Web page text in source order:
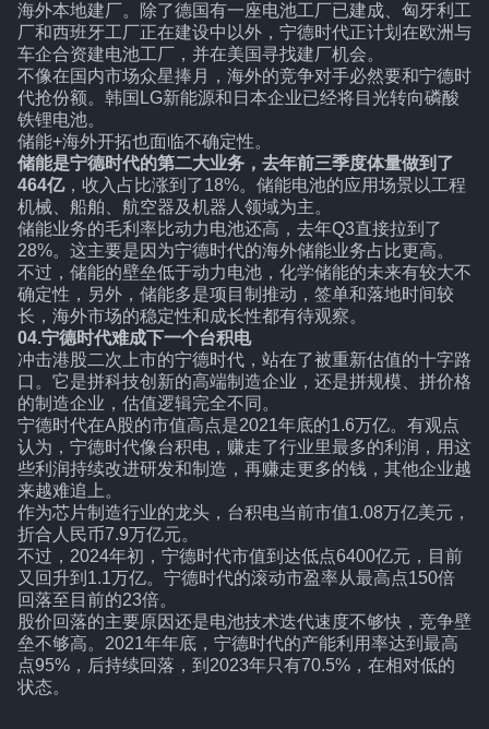
海外本地建厂。除了德国有一座电池工厂已建成、匈牙利工
厂和西班牙工厂正在建设中以外，宁德时代正计划在欧洲与
车企合资建电池工厂，并在美国寻找建厂机会。
不像在国内市场众星捧月，海外的竞争对手必然要和宁德时
代抢份额。韩国LG新能源和日本企业已经将目光转向磷酸
铁锂电池。
储能+海外开拓也面临不确定性。
储能是宁德时代的第二大业务，去年前三季度体量做到了
464亿，收入占比涨到了18%。储能电池的应用场景以工程
机械、船舶、航空器及机器人领域为主。
储能业务的毛利率比动力电池还高，去年Q3直接拉到了
28%。这主要是因为宁德时代的海外储能业务占比更高。
不过，储能的壁垒低于动力电池，化学储能的未来有较大不
确定性，另外，储能多是项目制推动，签单和落地时间较
长，海外市场的稳定性和成长性都有待观察。
04.宁德时代难成下一个台积电
冲击港股二次上市的宁德时代，站在了被重新估值的十字路
口。它是拼科技创新的高端制造企业，还是拼规模、拼价格
的制造企业，估值逻辑完全不同。
宁德时代在A股的市值高点是2021年底的1.6万亿。有观点
认为，宁德时代像台积电，赚走了行业里最多的利润，用这
些利润持续改进研发和制造，再赚走更多的钱，其他企业越
来越难追上。
作为芯片制造行业的龙头，台积电当前市值1.08万亿美元，
折合人民币7.9万亿元。
不过，2024年初，宁德时代市值到达低点6400亿元，目前
又回升到1.1万亿。宁德时代的滚动市盈率从最高点150倍
回落至目前的23倍。
股价回落的主要原因还是电池技术迭代速度不够快，竞争壁
垒不够高。2021年年底，宁德时代的产能利用率达到最高
点95%，后持续回落，到2023年只有70.5%，在相对低的
状态。